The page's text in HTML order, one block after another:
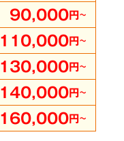
即時に
対応可能
90,000円～
110,000円～
130,000円～
140,000円～
160,000円～